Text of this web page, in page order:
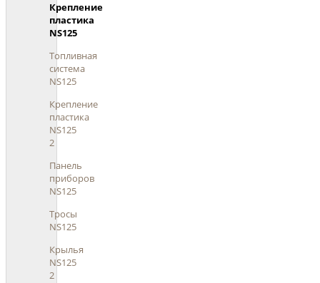
Крепление
пластика
NS125
Топливная
система
NS125
Крепление
пластика
NS125
2
Панель
приборов
NS125
Тросы
NS125
Крылья
NS125
2